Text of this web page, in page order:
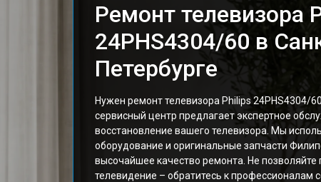
Ремонт телевизора
24PHS4304/60 в
Петербурге
Нужен ремонт телевизора Philips 24PHS4304/
сервисный центр предлагает экспертное
восстановление вашего телевизора. Мы
оборудование и оригинальные запчасти
высочайшее качество ремонта. Не позволяйте
телевидение – обратитесь к профессионалам